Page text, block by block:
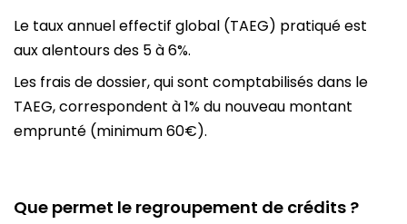
Le taux annuel effectif global (TAEG) pratiqué est
aux alentours des 5 à 6%.
Les frais de dossier, qui sont comptabilisés dans le
TAEG, correspondent à 1% du nouveau montant
emprunté (minimum 60€).
Que permet le regroupement de crédits ?